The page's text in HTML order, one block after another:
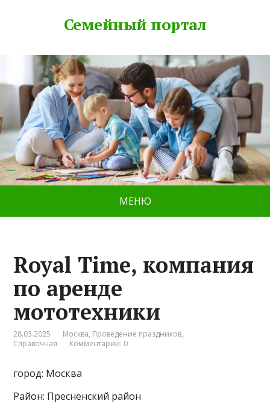
Семейный портал
МЕНЮ
Royal Time, компания
по аренде
мототехники
28.03.2025 Москва, Проведение праздников,
Справочная
Комментарии: 0
город: Москва
Район: Пресненский район